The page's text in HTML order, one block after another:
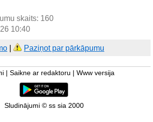
skaits: 160
10:40
Paziņot par pārkāpumu
Saikne ar redaktoru Www versija
Sludinājumi © ss sia 2000